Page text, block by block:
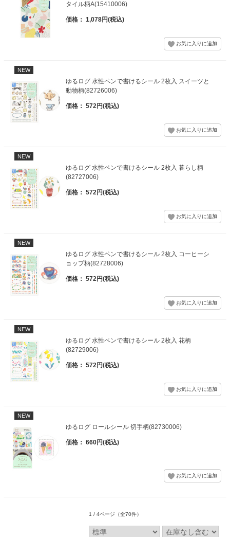
タイル柄A(15410006)
価格： 1,078円(税込)
NEW
ゆるログ 水性ペンで書けるシール 2枚入 スイーツと
動物柄(82726006)
価格： 572円(税込)
NEW
ゆるログ 水性ペンで書けるシール 2枚入 暮らし柄
(82727006)
価格： 572円(税込)
NEW
ゆるログ 水性ペンで書けるシール 2枚入 コーヒーシ
ョップ柄(82728006)
価格： 572円(税込)
NEW
ゆるログ 水性ペンで書けるシール 2枚入 花柄
(82729006)
価格： 572円(税込)
NEW
ゆるログ ロールシール 切手柄(82730006)
価格： 660円(税込)
1 / 4ページ （全70件）